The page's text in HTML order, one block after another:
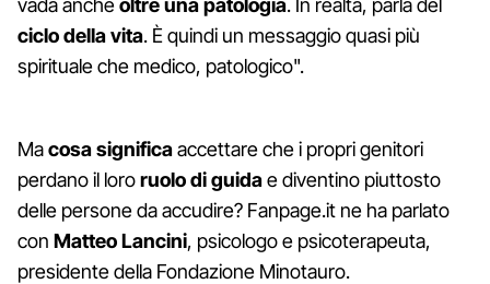
vada ancheoltre una patologia. In realtà, parla del
ciclo della vita. È quindi un messaggio quasi più
spirituale che medico, patologico".
Macosa significaaccettare che i propri genitori
perdano il lororuolo di guidae diventino piuttosto
delle persone da accudire? Fanpage.it ne ha parlato
con Matteo Lancini, psicologo e psicoterapeuta,
presidente della Fondazione Minotauro.